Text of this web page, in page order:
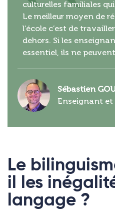
culturelles familiales
Le meilleur moyen de
l’école c’est de
dehors. Si les
essentiel, ils ne
Sébastien
Enseignant et
Le
il les
langage ?